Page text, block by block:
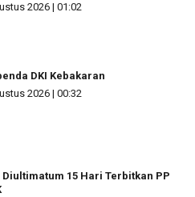
2026 | 01:02
DKI Kebakaran
2026 | 00:32
15 Hari Terbitkan PP